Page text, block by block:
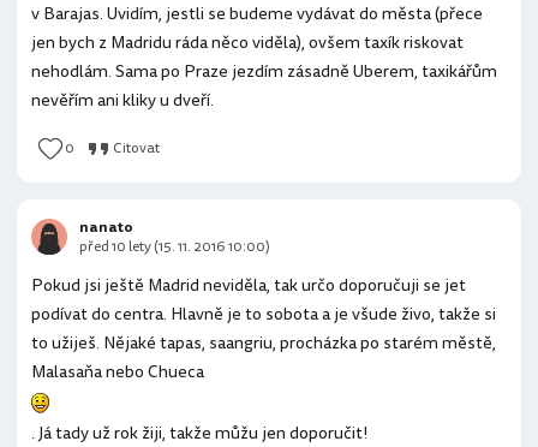
v Barajas. Uvidím, jestli se budeme vydávat do města (přece
jen bych z Madridu ráda něco viděla), ovšem taxík riskovat
nehodlám. Sama po Praze jezdím zásadně Uberem, taxikářům
nevěřím ani kliky u dveří.
0 Citovat
Pokud jsi ještě Madrid neviděla, tak určo doporučuji se jet
podívat do centra. Hlavně je to sobota a je všude živo, takže si
to užiješ. Nějaké tapas, saangriu, procházka po starém městě,
Malasaňa nebo Chueca
. Já tady už rok žiji, takže můžu jen doporučit!
nanato
před 10 lety (15. 11. 2016 10:00)